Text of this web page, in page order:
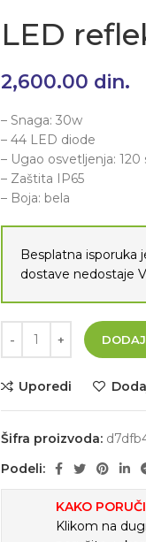
LED
2,600.00 din.
– Snaga: 30w
– 44 LED diode
– Ugao osvetljenja: 120
– Zaštita IP65
– Boja: bela
Besplatna isporuka
dostave nedostaje
Uporedi
Šifra proizvoda:
Podeli:
KAKO
Klikom na